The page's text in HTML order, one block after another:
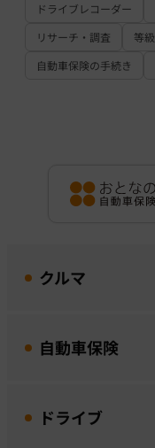
ドライブレコーダー
リサーチ・調査
等級
自動車保険の手続き
クルマ
自動車保険
ドライブ